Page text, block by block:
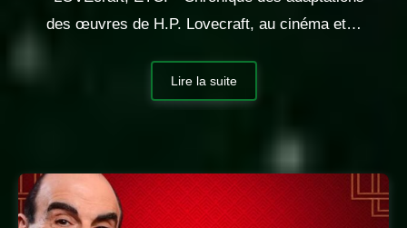
des œuvres de H.P. Lovecraft, au cinéma et…
Lire la suite